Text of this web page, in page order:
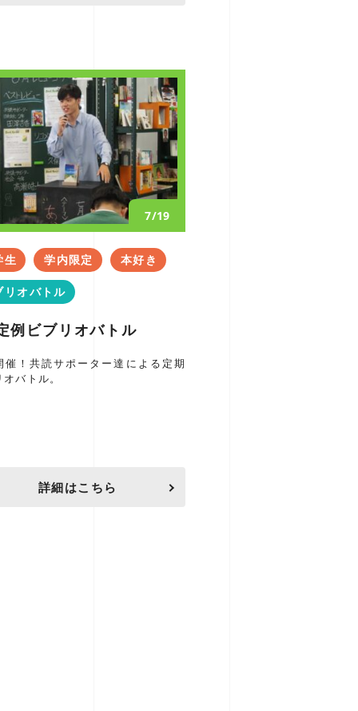
7/19
生 学内限定 本好き
リオバトル
例ビブリオバトル
催！共読サポーター達による定期
バトル。
詳細はこちら